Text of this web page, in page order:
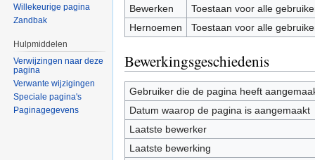
Bewerken
Toestaan voor alle
Hernoemen
Toestaan voor alle
Bewerkingsgeschiedenis
Gebruiker die de pagina heeft
Datum waarop de pagina is aangemaakt
Laatste bewerker
Laatste bewerking
Willekeurige pagina
Zandbak
Hulpmiddelen
Verwijzingen naar deze
pagina
Verwante wijzigingen
Speciale pagina's
Paginagegevens